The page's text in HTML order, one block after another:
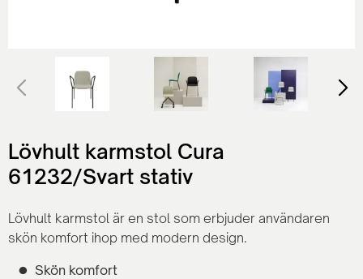
Lövhult karmstol Cura
61232/Svart stativ
Lövhult karmstol är en stol som erbjuder användaren
skön komfort ihop med modern design.
Skön komfort